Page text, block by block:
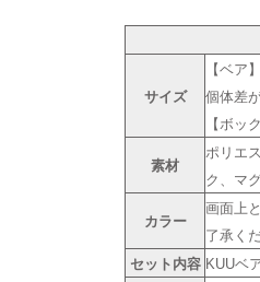
サイズ
【ベア
個体差
【ボッ
素材
ポリエ
ク、マ
カラー
画面上
了承く
セット内容 KUUベ